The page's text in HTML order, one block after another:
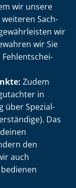
wir unsere
Sach­
wir
wir Sie
Fehl­ent­schei­
Zudem
in
über Spe­zi­al­
Das
den
auch